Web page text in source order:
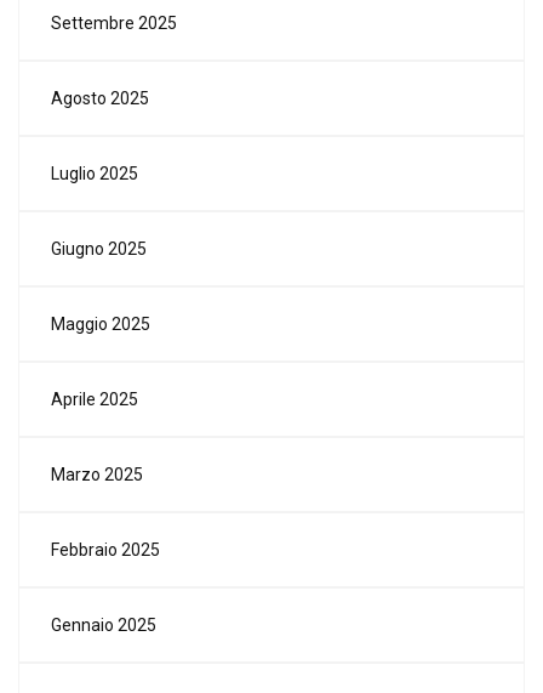
Settembre 2025
Agosto 2025
Luglio 2025
Giugno 2025
Maggio 2025
Aprile 2025
Marzo 2025
Febbraio 2025
Gennaio 2025